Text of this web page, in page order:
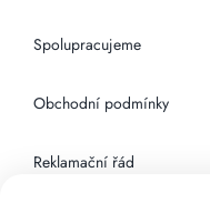
Spolupracujeme
Obchodní podmínky
Reklamační řád